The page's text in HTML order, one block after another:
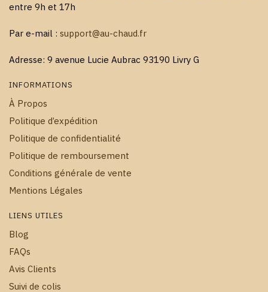
entre 9h et 17h
Par e-mail : support@au-chaud.fr
Adresse: 9 avenue Lucie Aubrac 93190 Livry G
INFORMATIONS
À Propos
Politique d’expédition
Politique de confidentialité
Politique de remboursement
Conditions générale de vente
Mentions Légales
LIENS UTILES
Blog
FAQs
Avis Clients
Suivi de colis